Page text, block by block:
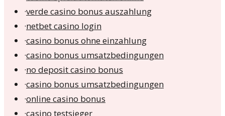
·verde casino bonus auszahlung
·netbet casino login
·casino bonus ohne einzahlung
·casino bonus umsatzbedingungen
·no deposit casino bonus
·casino bonus umsatzbedingungen
·online casino bonus
·casino testsieger